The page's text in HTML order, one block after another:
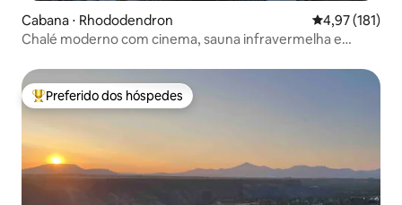
Cabana ⋅ Rhododendron 4,97 de uma
4,97 (181)
Chalé moderno com cinema, sauna infravermelha e
Entre os melhores preferidos dos hóspedes
Preferido dos hóspedes